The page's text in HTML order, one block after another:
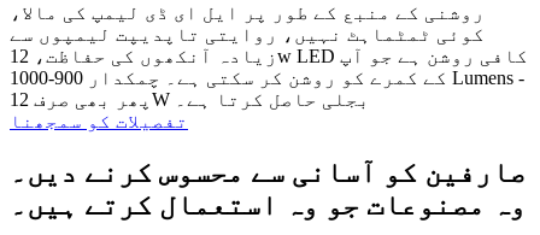
روشنی کے منبع کے طور پر ایل ای ڈی لیمپ کی مالا،
کوئی ٹمٹماہٹ نہیں، روایتی تاپدیپت لیمپوں سے
زیادہ آنکھوں کی حفاظت، 12w LED کافی روشن ہے جو آپ
کے کمرے کو روشن کر سکتی ہے۔ چمکدار 900-1000 Lumens -
پھر بھی صرف 12W بجلی حاصل کرتا ہے۔
تفصیلات کو سمجھنا
صارفین کو آسانی سے محسوس کرنے دیں۔
وہ مصنوعات جو وہ استعمال کرتے ہیں۔